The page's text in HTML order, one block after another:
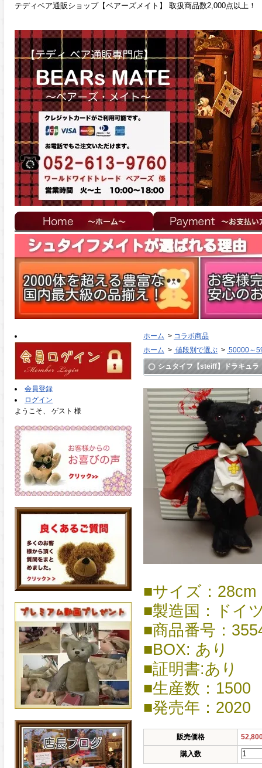
テディベア通販ショップ【ベアーズメイト】 取扱商品数2,000点以上！
会員登録
ログイン
ようこそ、 ゲスト 様
ホーム > コラボ商品
ホーム > 値段別で選ぶ > 50000～
シュタイフ【steiff】ドラキュ
■サイズ：28cm
■製造国：ドイ
■商品番号：
■BOX: あり
■証明書:あり
■生産数：1500
■発売年：2020
販売価格
購入数